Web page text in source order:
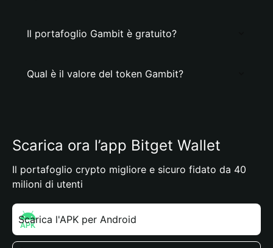
Il portafoglio Gambit è gratuito?
Qual è il valore del token Gambit?
Scarica ora l’app Bitget Wallet
Il portafoglio crypto migliore e sicuro fidato da 40
milioni di utenti
Scarica l'APK per Android